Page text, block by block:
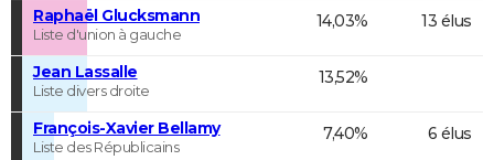
Raphaël Glucksmann
Liste d'union à gauche
14,03% 13 élus
Jean Lassalle
Liste divers droite
13,52%
François-Xavier Bellamy
Liste des Républicains
7,40% 6 élus